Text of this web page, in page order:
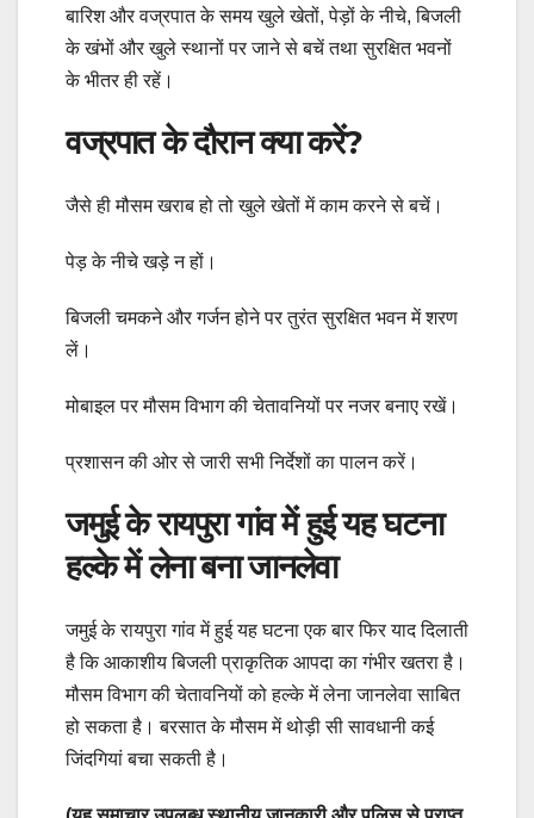
बारिश और वज्रपात के समय खुले खेतों, पेड़ों के नीचे, बिजली
के खंभों और खुले स्थानों पर जाने से बचें तथा सुरक्षित भवनों
के भीतर ही रहें।
वज्रपात के दौरान क्या करें?
जैसे ही मौसम खराब हो तो खुले खेतों में काम करने से बचें।
पेड़ के नीचे खड़े न हों।
बिजली चमकने और गर्जन होने पर तुरंत सुरक्षित भवन में शरण
लें।
मोबाइल पर मौसम विभाग की चेतावनियों पर नजर बनाए रखें।
प्रशासन की ओर से जारी सभी निर्देशों का पालन करें।
जमुई के रायपुरा गांव में हुई यह घटना
हल्के में लेना बना जानलेवा
जमुई के रायपुरा गांव में हुई यह घटना एक बार फिर याद दिलाती
है कि आकाशीय बिजली प्राकृतिक आपदा का गंभीर खतरा है।
मौसम विभाग की चेतावनियों को हल्के में लेना जानलेवा साबित
हो सकता है। बरसात के मौसम में थोड़ी सी सावधानी कई
जिंदगियां बचा सकती है।